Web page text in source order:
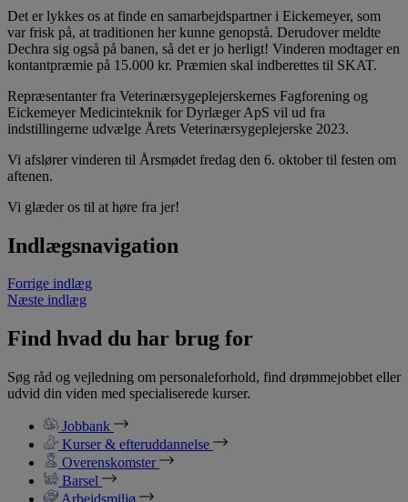
Det er lykkes os at finde en samarbejdspartner i Eickemeyer, som
var frisk på, at traditionen her kunne genopstå. Derudover meldte
Dechra sig også på banen, så det er jo herligt! Vinderen modtager en
kontantpræmie på 15.000 kr. Præmien skal indberettes til SKAT.
Repræsentanter fra Veterinærsygeplejerskernes Fagforening og
Eickemeyer Medicinteknik for Dyrlæger ApS vil ud fra
indstillingerne udvælge Årets Veterinærsygeplejerske 2023.
Vi afslører vinderen til Årsmødet fredag den 6. oktober til festen om
aftenen.
Vi glæder os til at høre fra jer!
Indlægsnavigation
Forrige indlæg
Næste indlæg
Find hvad du har brug for
Søg råd og vejledning om personaleforhold, find drømmejobbet eller
udvid din viden med specialiserede kurser.
Jobbank
Kurser & efteruddannelse
Overenskomster
Barsel